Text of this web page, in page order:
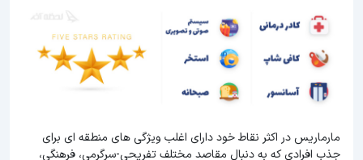
مارماریس در اکثر نقاط خود دارای اغلب ویژگی های منطقه ای برای
جذب افرادی که به دنبال مقاصد مختلف تفریحی-سرگرمی، فرهنگی،